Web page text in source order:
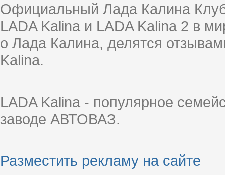
Официальный Лада Калина
LADA Kalina и LADA Kalina 2 в
о Лада Калина, делятся
Kalina.
LADA Kalina - популярное
заводе АВТОВАЗ.
Разместить рекламу на сайте